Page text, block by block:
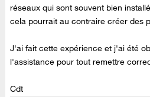
réseaux qui sont souvent bien
cela pourrait au contraire créer des
J'ai fait cette expérience et j'ai été
l'assistance pour tout remettre
Cdt